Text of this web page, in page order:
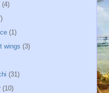
(4)
(1)
wings (3)
(31)
(10)